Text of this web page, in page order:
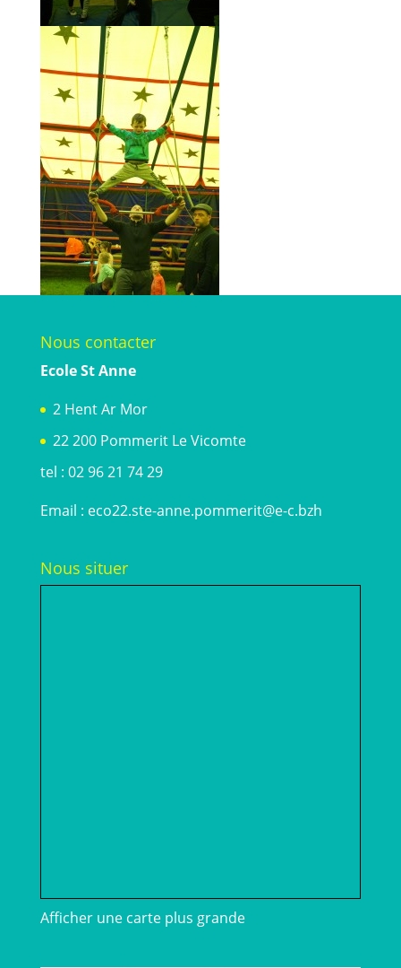
Nous contacter
Ecole St Anne
2 Hent Ar Mor
22 200 Pommerit Le Vicomte
tel : 02 96 21 74 29
Email : eco22.ste-anne.pommerit@e-c.bzh
Nous situer
Afficher une carte plus grande